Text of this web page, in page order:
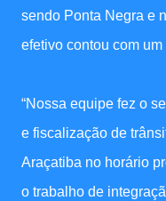
sendo Ponta Negra e
efetivo contou com
“Nossa equipe fez o
e fiscalização de
Araçatiba no horário
o trabalho de